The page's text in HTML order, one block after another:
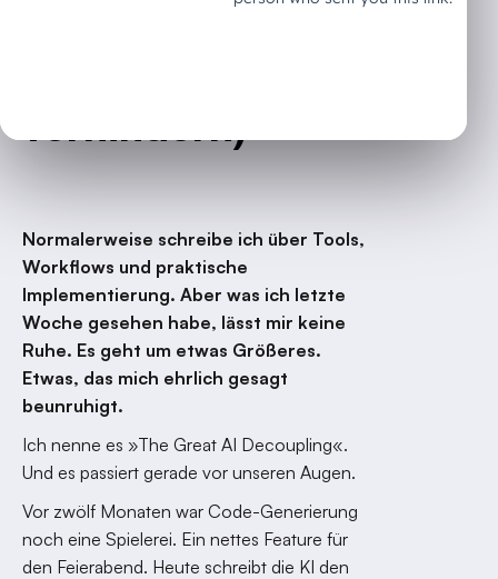
zusteuern (und
verhindern)
Normalerweise schreibe ich über Tools,
Workflows und praktische
Implementierung. Aber was ich letzte
Woche gesehen habe, lässt mir keine
Ruhe. Es geht um etwas Größeres.
Etwas, das mich ehrlich gesagt
beunruhigt.
Ich nenne es »The Great AI Decoupling«.
Und es passiert gerade vor unseren Augen.
Vor zwölf Monaten war Code-Generierung
noch eine Spielerei. Ein nettes Feature für
den Feierabend. Heute schreibt die KI den